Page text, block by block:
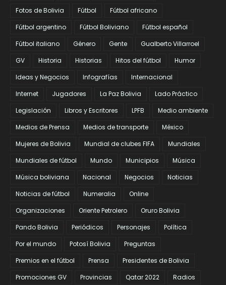
Fotos de Bolivia
Fútbol
Fútbol africano
Fútbol argentino
Fútbol Boliviano
Fútbol español
Fútbol italiano
Género Gente
Gualberto Villarroel
GV
Historia Historias Hitos del fútbol
Humor
Ideas y Negocios
Infografías
Internacional
Internet
Jugadores La Paz Bolivia
Lado Práctico
Legislación
Libros y Escritores LPFB
Medio ambiente
Medios de Prensa
Medios de transporte
México
Mujeres de Bolivia
Mundial de clubes FIFA
Mundiales
Mundiales de fútbol
Mundo Municipios
Música
Música boliviana
Nacional Negocios
Noticias
Noticias de fútbol
Numeralia
Online
Organizaciones
Oriente Petrolero
Oruro Bolivia
Pando Bolivia
Periódicos Personajes
Política
Por el mundo
Potosí Bolivia
Preguntas
Premios en el fútbol
Prensa
Presidentes de Bolivia
Promociones GV
Provincias Qatar 2022 Radios